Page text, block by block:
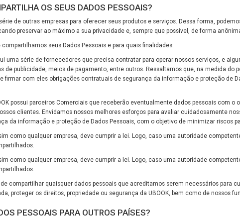
OS SEUS DADOS PESSOAIS?
de outras empresas para oferecer seus produtos e serviços. Dessa forma,
preservar ao máximo a sua privacidade e, sempre que possível, de forma
seus Dados Pessoais e para quais finalidades:
uma série de fornecedores que precisa contratar para operar nossos serviços, e
de publicidade, meios de pagamento, entre outros. Ressaltamos que, na medida do
firmar com eles obrigações contratuais de segurança da informação e proteção de
possui parceiros Comerciais que receberão eventualmente dados pessoais com o
clientes. Envidamos nossos melhores esforços para avaliar cuidadosamente
da informação e proteção de Dados Pessoais, com o objetivo de minimizar riscos
como qualquer empresa, deve cumprir a lei. Logo, caso uma autoridade
como qualquer empresa, deve cumprir a lei. Logo, caso uma autoridade
compartilhar quaisquer dados pessoais que acreditamos serem necessários para
proteger os direitos, propriedade ou segurança da UBOOK, bem como de nossos
PESSOAIS PARA OUTROS PAÍSES?